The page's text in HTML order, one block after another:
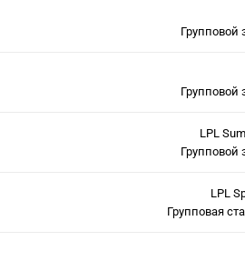
Групповой
Групповой
LPL
Групповой
LPL
Групповая